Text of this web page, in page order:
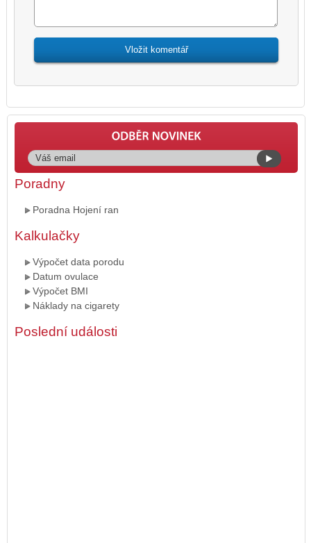
Poradny
Poradna Hojení ran
Kalkulačky
Výpočet data porodu
Datum ovulace
Výpočet BMI
Náklady na cigarety
Poslední události